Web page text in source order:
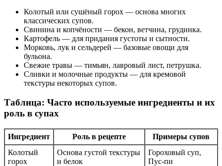
Колотый или сушёный горох — основа многих
классических супов.
Свинина и копчёности — бекон, ветчина, грудинка.
Картофель — для придания густоты и сытности.
Морковь, лук и сельдерей — базовые овощи для
бульона.
Свежие травы — тимьян, лавровый лист, петрушка.
Сливки и молочные продукты — для кремовой
текстуры некоторых супов.
Таблица: Часто используемые ингредиенты и их
роль в супах
Ингредиент Роль в рецепте
Примеры супов
Колотый
горох
Основа густой текстуры
и белок
Гороховый суп,
Пус-пи